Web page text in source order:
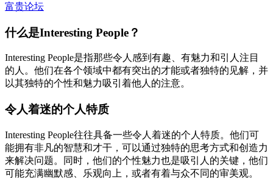
富贵论坛
什么是Interesting People？
Interesting People是指那些令人感到有趣、有魅力和引人注目
的人。他们在各个领域中都有突出的才能或者独特的见解，并
以其独特的个性和魅力吸引着他人的注意。
令人着迷的个人特质
Interesting People往往具备一些令人着迷的个人特质。他们可
能拥有非凡的智慧和才干，可以通过独特的思考方式和创造力
来解决问题。同时，他们的个性魅力也是吸引人的关键，他们
可能充满幽默感、乐观向上，或者有着与众不同的审美观。